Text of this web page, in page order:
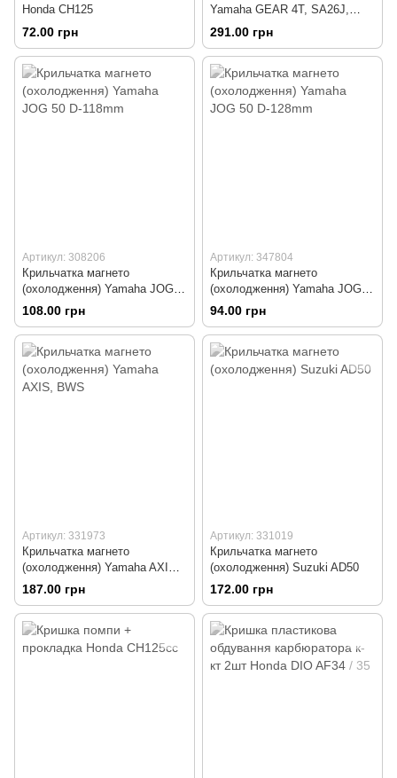
Honda CH125
72.00 грн
Yamaha GEAR 4T, SA26J,
SA36J
291.00 грн
Артикул: 308206
Крильчатка магнето
(охолодження) Yamaha JOG
50 D-118mm
108.00 грн
Артикул: 347804
Крильчатка магнето
(охолодження) Yamaha JOG
50 D-128mm
94.00 грн
Артикул: 331973
Крильчатка магнето
(охолодження) Yamaha AXIS,
BWS
187.00 грн
Артикул: 331019
Крильчатка магнето
(охолодження) Suzuki AD50
172.00 грн